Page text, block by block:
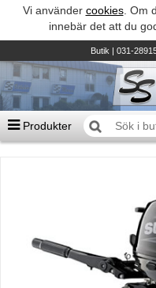
Vi använder cookies. Om
innebär det att du
Butik| 031-
Produkter
Suzuki - Utombordare
Suzumar - Gummibåtar